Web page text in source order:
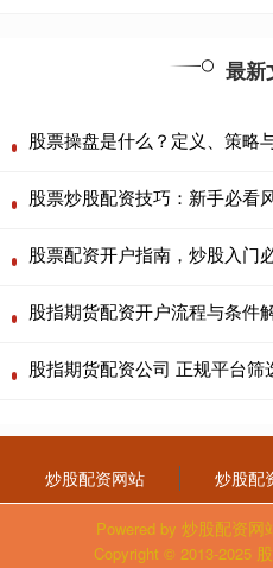
最新
股票操盘是什么？定义、策略
股票炒股配资技巧：新手必看
股票配资开户指南，炒股入门
股指期货配资开户流程与条件
股指期货配资公司 正规平台筛
炒股配资网站 炒股配
Powered by 炒股配资网
Copyright © 2013-2025